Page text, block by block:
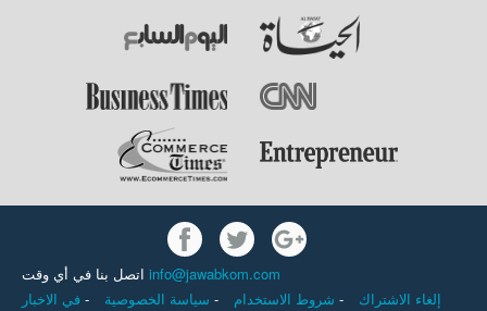
info@jawabkom.com
- - - إلغاء الاشتراك